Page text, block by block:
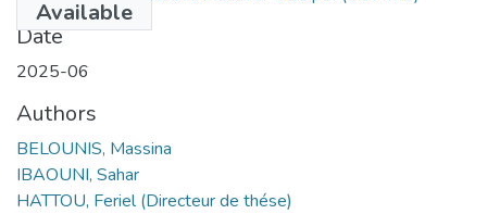
Available
Date
2025-06
Authors
BELOUNIS, Massina
IBAOUNI, Sahar
HATTOU, Feriel (Directeur de thése)